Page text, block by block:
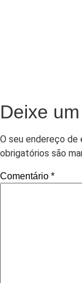
Deixe
O seu endereço de
obrigatórios são
Comentário *